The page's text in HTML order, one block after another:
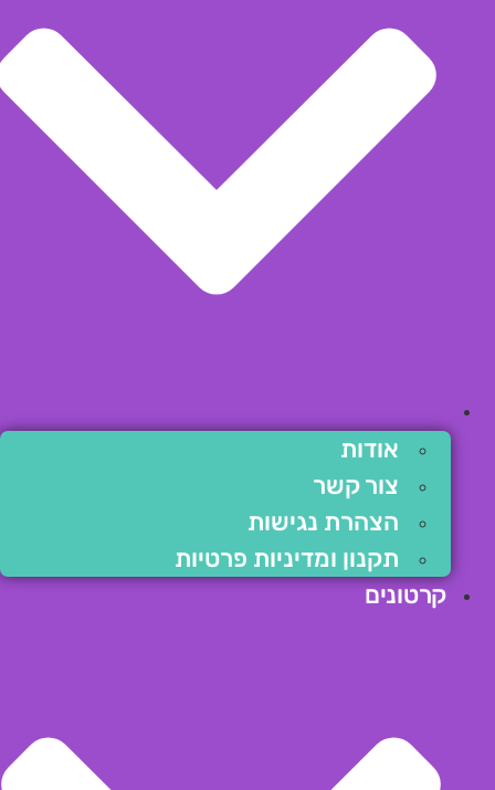
אודות
צור קשר
הצהרת נגישות
תקנון ומדיניות פרטיות
קרטונים